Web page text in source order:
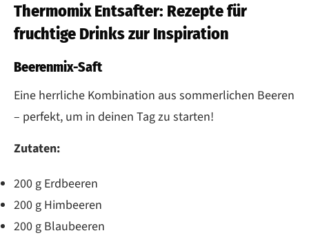
Thermomix Entsafter: Rezepte für
fruchtige Drinks zur Inspiration
Beerenmix-Saft
Eine herrliche Kombination aus sommerlichen Beeren
– perfekt, um in deinen Tag zu starten!
Zutaten:
200 g Erdbeeren
200 g Himbeeren
200 g Blaubeeren